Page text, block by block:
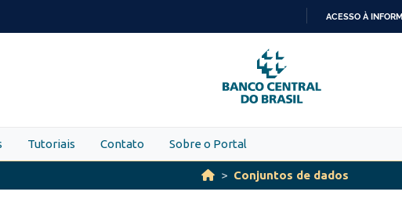
PARA
O
CONTEÚDO
ACESSO À
Tutoriais Contato Sobre o Portal
Conjuntos de dados